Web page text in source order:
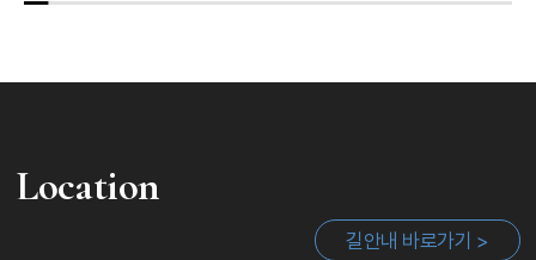
Location
길안내 바로가기 >